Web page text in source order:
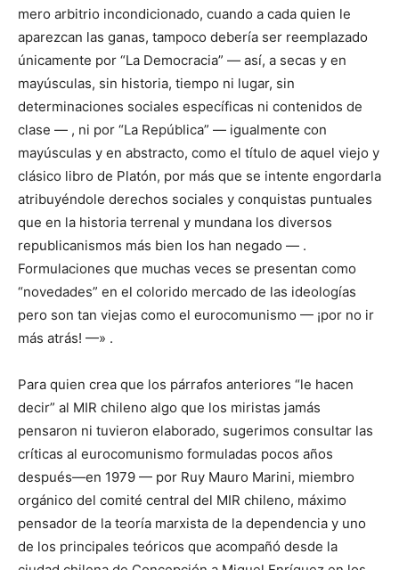
mero arbitrio incondicionado, cuando a cada quien le
aparezcan las ganas, tampoco debería ser reemplazado
únicamente por “La Democracia” — así, a secas y en
mayúsculas, sin historia, tiempo ni lugar, sin
determinaciones sociales específicas ni contenidos de
clase — , ni por “La República” — igualmente con
mayúsculas y en abstracto, como el título de aquel viejo y
clásico libro de Platón, por más que se intente engordarla
atribuyéndole derechos sociales y conquistas puntuales
que en la historia terrenal y mundana los diversos
republicanismos más bien los han negado — .
Formulaciones que muchas veces se presentan como
“novedades” en el colorido mercado de las ideologías
pero son tan viejas como el eurocomunismo — ¡por no ir
más atrás! —» .
Para quien crea que los párrafos anteriores “le hacen
decir” al MIR chileno algo que los miristas jamás
pensaron ni tuvieron elaborado, sugerimos consultar las
críticas al eurocomunismo formuladas pocos años
después—en 1979 — por Ruy Mauro Marini, miembro
orgánico del comité central del MIR chileno, máximo
pensador de la teoría marxista de la dependencia y uno
de los principales teóricos que acompañó desde la